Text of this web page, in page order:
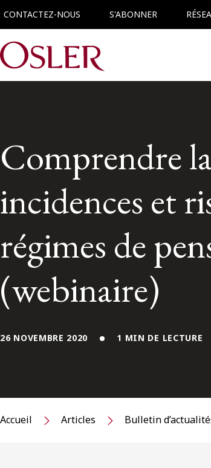
CONTACTEZ-NOUS S'ABONNER
Main Navigation
Comprendre
incidences et
régimes de
(webinaire)
26 NOVEMBRE 2020 1 MIN DE LECTURE
Accueil Articles Bulletin